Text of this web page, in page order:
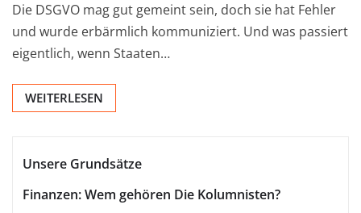
Die DSGVO mag gut gemeint sein, doch sie hat Fehler
und wurde erbärmlich kommuniziert. Und was passiert
eigentlich, wenn Staaten…
WEITERLESEN
Unsere Grundsätze
Finanzen: Wem gehören Die Kolumnisten?